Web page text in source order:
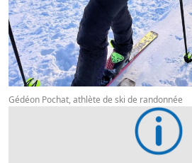
Gédéon Pochat, athlète de ski de randonnée